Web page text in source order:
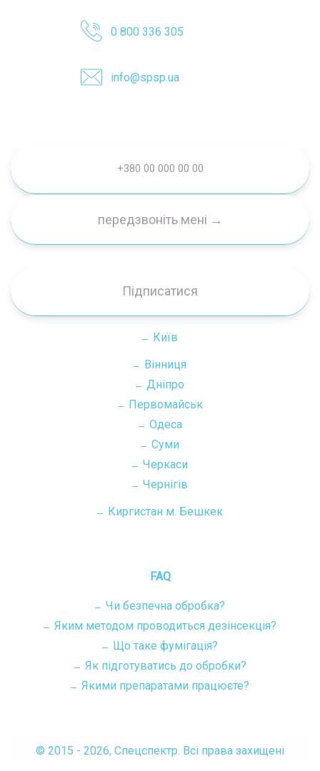
0 800 336 305
info@spsp.ua
Підписатися
Київ
Вінниця
Дніпро
Первомайськ
Одеса
Суми
Черкаси
Чернігів
Киргистан м. Бешкек
FAQ
Чи безпечна обробка?
Яким методом проводиться дезінсекція?
Що таке фумігація?
Як підготуватись до обробки?
Якими препаратами працюєте?
© 2015 - 2026, Спецспектр. Всі права захищені